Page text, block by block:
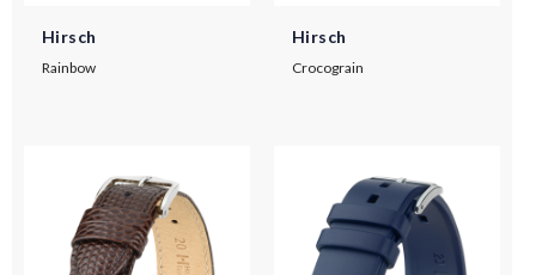
Hirsch
Rainbow
Hirsch
Crocograin